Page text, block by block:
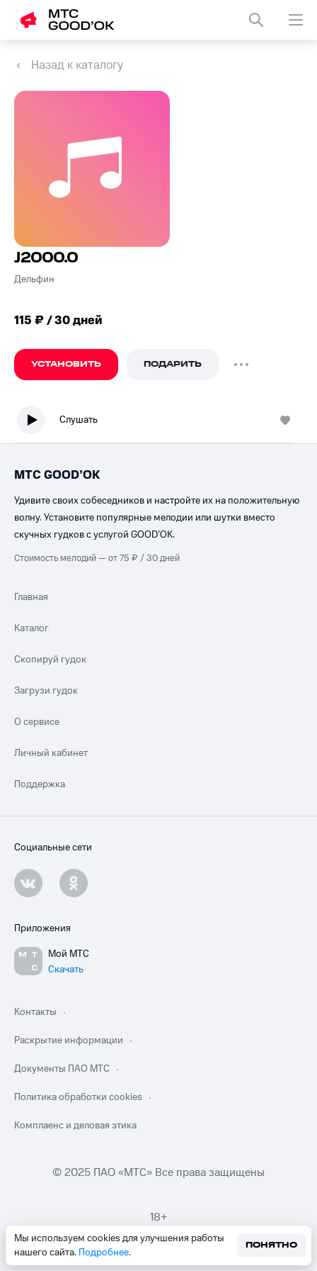
Назад к каталогу
J2000.0
Дельфин
115 ₽ / 30 дней
УСТАНОВИТЬ ПОДАРИТЬ
Слушать
Мы используем cookies для улучшения работы
нашего сайта. Подробнее.
ПОНЯТНО
МТС GOOD’OK
Удивите своих собеседников и настройте их на положительную
волну. Установите популярные мелодии или шутки вместо
скучных гудков с услугой GOOD’OK.
Стоимость мелодий — от 75 ₽ / 30 дней
Главная
Каталог
Скопируй гудок
Загрузи гудок
О сервисе
Личный кабинет
Поддержка
Социальные сети
Приложения
Мой МТС
Скачать
Контакты
Раскрытие информации
Документы ПАО МТС
Политика обработки cookies
Комплаенс и деловая этика
© 2025 ПАО «МТС» Все права защищены
18+